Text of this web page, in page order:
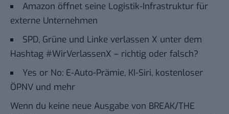
Amazon öffnet seine Logistik-Infrastruktur für
externe Unternehmen
SPD, Grüne und Linke verlassen X unter dem
Hashtag #WirVerlassenX – richtig oder falsch?
Yes or No: E-Auto-Prämie, KI-Siri, kostenloser
ÖPNV und mehr
Wenn du keine neue Ausgabe von BREAK/THE